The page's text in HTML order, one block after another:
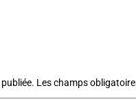
Les champs